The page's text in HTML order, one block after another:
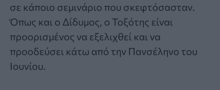
σε κάποιο σεμινάριο που σκεφτόσασταν.
Όπως και ο Δίδυμος, ο Τοξότης είναι
προορισμένος να εξελιχθεί και να
προοδεύσει κάτω από την Πανσέληνο του
Ιουνίου.